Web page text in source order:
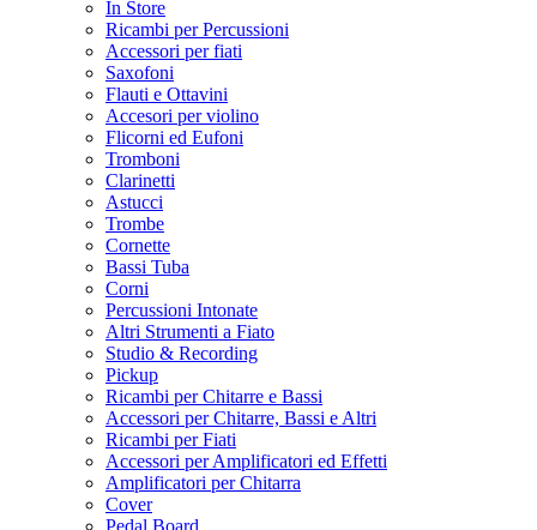
In Store
Ricambi per Percussioni
Accessori per fiati
Saxofoni
Flauti e Ottavini
Accesori per violino
Flicorni ed Eufoni
Tromboni
Clarinetti
Astucci
Trombe
Cornette
Bassi Tuba
Corni
Percussioni Intonate
Altri Strumenti a Fiato
Studio & Recording
Pickup
Ricambi per Chitarre e Bassi
Accessori per Chitarre, Bassi e Altri
Ricambi per Fiati
Accessori per Amplificatori ed Effetti
Amplificatori per Chitarra
Cover
Pedal Board